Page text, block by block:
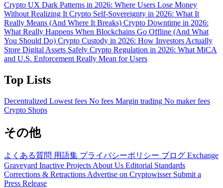
Crypto UX Dark Patterns in 2026: Where Users Lose Money
Without Realizing It Crypto Self-Sovereignty in 2026: What It
Really Means (And Where It Breaks) Crypto Downtime in 2026:
What Really Happens When Blockchains Go Offline (And What
You Should Do) Crypto Custody in 2026: How Investors Actually
Store Digital Assets Safely Crypto Regulation in 2026: What MiCA
and U.S. Enforcement Really Mean for Users
Top Lists
Decentralized Lowest fees No fees Margin trading No maker fees
Crypto Shops
その他
よくある質問 用語集 プライバシーポリシー ブログ Exchange
Graveyard Inactive Projects About Us Editorial Standards
Corrections & Retractions Advertise on Cryptowisser Submit a
Press Release